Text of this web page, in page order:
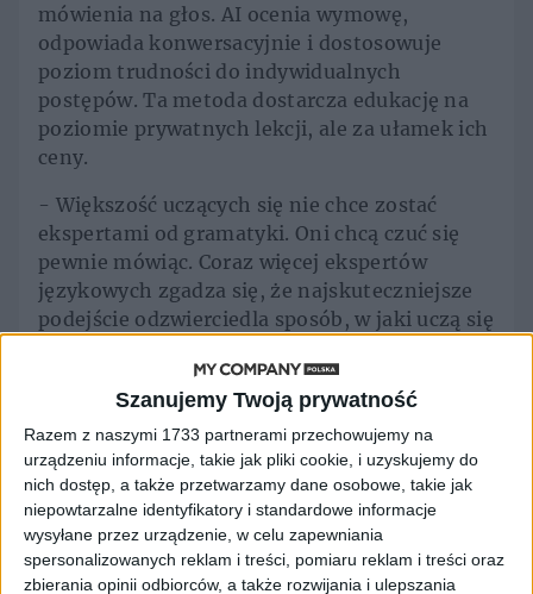
Szanujemy Twoją prywatność
Razem z naszymi 1733 partnerami przechowujemy na
urządzeniu informacje, takie jak pliki cookie, i uzyskujemy do
nich dostęp, a także przetwarzamy dane osobowe, takie jak
niepowtarzalne identyfikatory i standardowe informacje
wysyłane przez urządzenie, w celu zapewniania
spersonalizowanych reklam i treści, pomiaru reklam i treści oraz
zbierania opinii odbiorców, a także rozwijania i ulepszania
mówienia na głos. AI ocenia wymowę,
odpowiada konwersacyjnie i dostosowuje
poziom trudności do indywidualnych
postępów. Ta metoda dostarcza edukację na
poziomie prywatnych lekcji, ale za ułamek ich
ceny.
- Większość uczących się nie chce zostać
ekspertami od gramatyki. Oni chcą czuć się
pewnie mówiąc. Coraz więcej ekspertów
językowych zgadza się, że najskuteczniejsze
podejście odzwierciedla sposób, w jaki uczą się
bez strachu. To uświadomiłem sobie, patrząc,
jak moje dzieci naturalnie uczą się
hiszpańskiego. Od pierwszego dnia
budowaliśmy BeeSpeaker wokół tej zasady.
Mówisz na głos i prowadzisz prawdziwe
rozmowy, a nie tylko klikasz fiszki
- komentuje Karol Wegner, współzałożyciel i
CEO BeeSpeaker